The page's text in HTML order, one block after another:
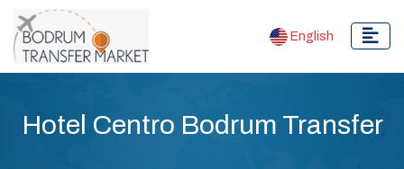
English
Hotel Centro Bodrum Transfer